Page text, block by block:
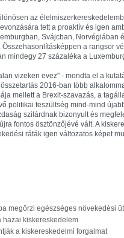
az
tett a proaktív és igen
Svájcban, Norvégiában
Összehasonlításképpen a rangsor
mindegy 27 százaléka a
vizeken evez" - mondta el a
2016-ban több
mellett a Brexit-szavazás, a
politikai feszültség mind-mind
szilárdnak bizonyult és
fontos ösztönzőjévé vált. A
ráták igen változatos képet
megőrzi egészséges növekedési
hazai kiskereskedelem
a kiskereskedelmi forgalmat